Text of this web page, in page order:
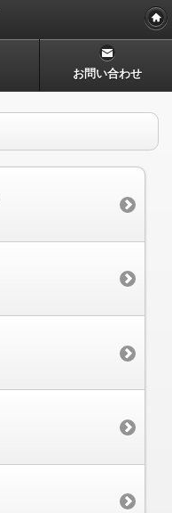
お問い合わせ